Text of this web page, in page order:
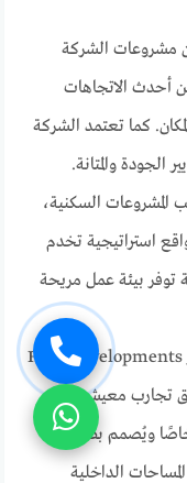
مشروعات الشركة
أحدث الاتجاهات
كما تعتمد الشركة
الجودة والمتانة.
المشروعات السكنية،
استراتيجية تخدم
توفر بيئة عمل مريحة
تجارب معيشية مصممة بعناية: ما يميز Hills Developments
تجارب معيشية
ويُصمم بطريقة
الداخلية